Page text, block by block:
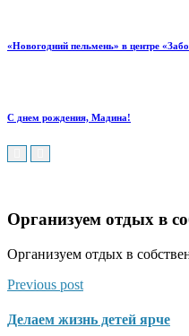
«Новогодний пельмень» в центре
С днем рождения, Мадина!
Организуем отдых в
Организуем отдых в
Previous post
Делаем жизнь детей ярче